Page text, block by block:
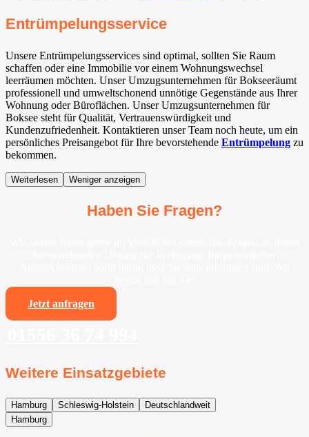
Entrümpelungsservice
Unsere Entrümpelungsservices sind optimal, sollten Sie Raum
schaffen oder eine Immobilie vor einem Wohnungswechsel
leerräumen möchten. Unser Umzugsunternehmen für Bokseeräumt
professionell und umweltschonend unnötige Gegenstände aus Ihrer
Wohnung oder Büroflächen. Unser Umzugsunternehmen für
Boksee steht für Qualität, Vertrauenswürdigkeit und
Kundenzufriedenheit. Kontaktieren unser Team noch heute, um ein
persönliches Preisangebot für Ihre bevorstehende Entrümpelung zu
bekommen.
Weiterlesen Weniger anzeigen
Haben Sie Fragen?
Jetzt anfragen
Weitere Einsatzgebiete
Hamburg Schleswig-Holstein
Deutschlandweit
Hamburg